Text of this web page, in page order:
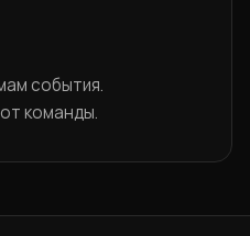
события.
команды.